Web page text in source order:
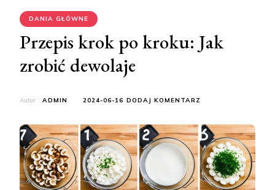
DANIA GŁÓWNE
Przepis krok po kroku: Jak
zrobić dewolaje
Autor: ADMIN 2024-06-16 DODAJ KOMENTARZ
PO
KROKU:
JAK
ZROBIĆ
DEWOLAJE